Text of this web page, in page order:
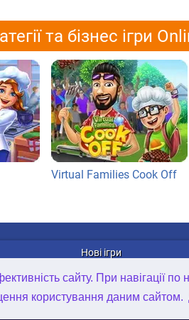
сайту. При навігації
користування даним сайтом.
та бізнес ігри
Virtual Families Cook Off
Нові ігри
Онлайн ігри
Ігри для iOS